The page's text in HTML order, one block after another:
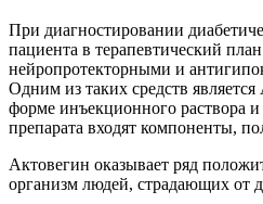
При диагностировании
пациента в терапевтический
нейропротекторными и
Одним из таких средств
форме инъекционного раствора и
препарата входят компоненты,
Актовегин оказывает ряд
организм людей, страдающих от